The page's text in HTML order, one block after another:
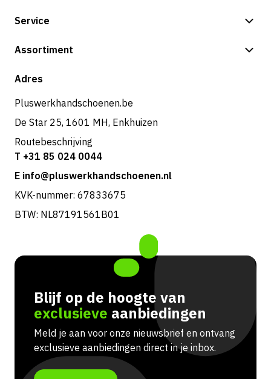
Service
Betalingsmogelijkheden
Retouren & service
Assortiment
Shop
Adres
Pluswerkhandschoenen.be
De Star 25, 1601 MH, Enkhuizen
Routebeschrijving
T +31 85 024 0044
E info@pluswerkhandschoenen.nl
KVK-nummer: 67833675
BTW: NL87191561B01
Blijf op de hoogte van
exclusieve aanbiedingen
Meld je aan voor onze nieuwsbrief en ontvang
exclusieve aanbiedingen direct in je inbox.